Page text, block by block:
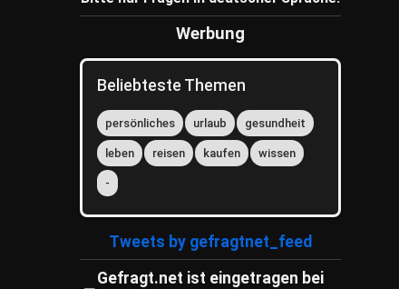
Werbung
Beliebteste Themen
persönliches urlaub gesundheit
leben reisen kaufen wissen
-
Tweets by gefragtnet_feed
Gefragt.net ist eingetragen bei